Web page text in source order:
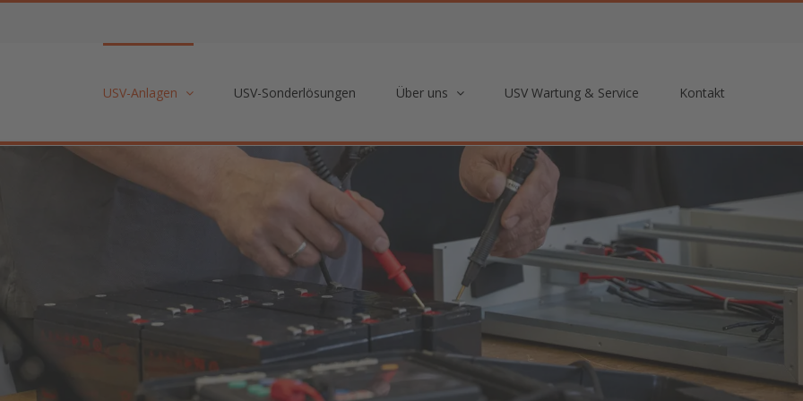
USV-Anlagen USV-Sonderlösungen Über uns USV Wartung & Service Kontakt